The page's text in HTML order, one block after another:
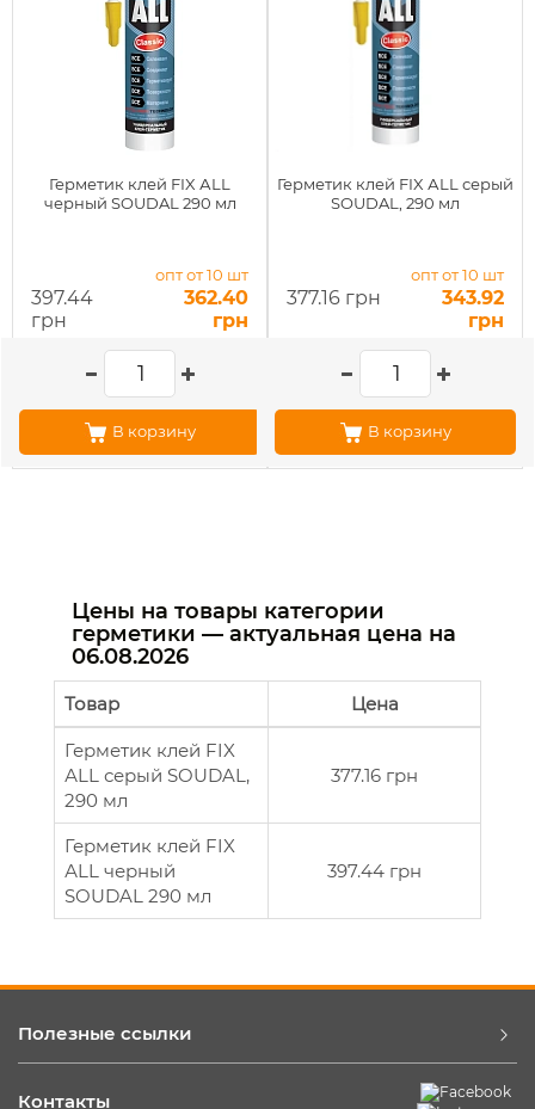
Герметик клей FIX АLL
черный SOUDAL 290 мл
397.44
грн
опт от 10 шт
362.40
грн
В корзину
Герметик клей FIX АLL серый
SOUDAL, 290 мл
377.16 грн
опт от 10 шт
343.92
грн
В корзину
Цены на товары категории
герметики — актуальная цена на
06.08.2026
Товар Цена
Герметик клей FIX
АLL серый SOUDAL,
290 мл
377.16 грн
Герметик клей FIX
АLL черный
SOUDAL 290 мл
397.44 грн
Полезные ссылки
Контакты